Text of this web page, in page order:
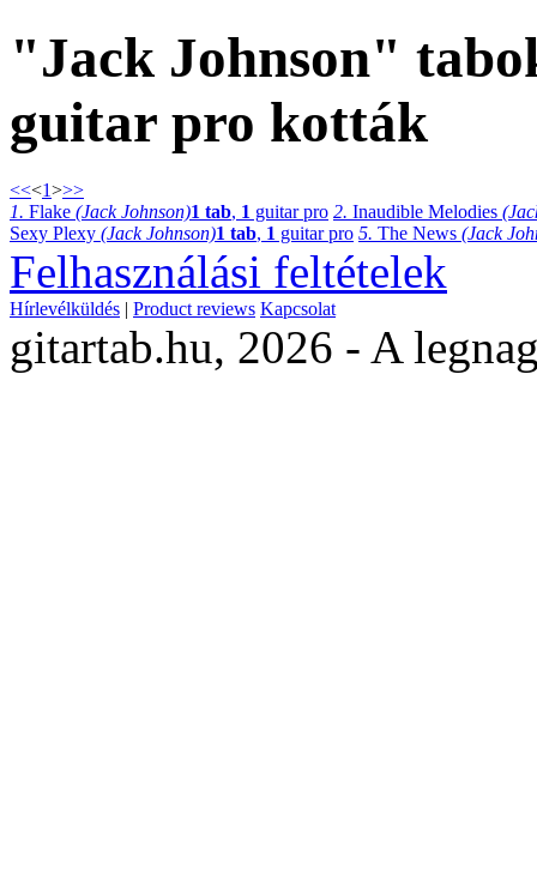
"Jack Johnson"
guitar pro kották
<<<1>>>
1. Flake (Jack Johnson)1 tab, 1 guitar pro 2. Inaudible Melodies
Sexy Plexy (Jack Johnson)1 tab, 1 guitar pro 5. The News (Jack
Felhasználási feltételek
Hírlevélküldés | Product reviews Kapcsolat
gitartab.hu, 2026 - A